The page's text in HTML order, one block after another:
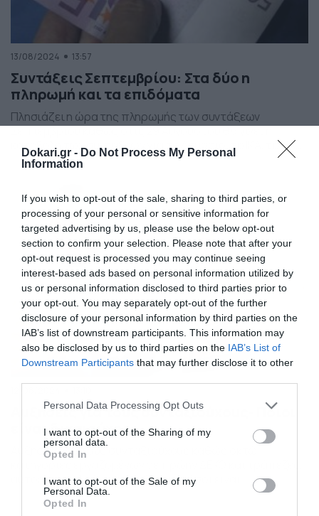
Dokari.gr - Do Not Process My Personal
Information
If you wish to opt-out of the sale, sharing to third parties, or
processing of your personal or sensitive information for
targeted advertising by us, please use the below opt-out
section to confirm your selection. Please note that after your
opt-out request is processed you may continue seeing
interest-based ads based on personal information utilized by
us or personal information disclosed to third parties prior to
your opt-out. You may separately opt-out of the further
disclosure of your personal information by third parties on the
IAB’s list of downstream participants. This information may
also be disclosed by us to third parties on the IAB’s List of
Downstream Participants that may further disclose it to other
Please note that this website/app uses one or more Google
not limited to your visit or usage behaviour. You may click to
grant or deny consent to Google and its third-party tags to
use your data for below specified purposes in below Google
consent section.
Personal Data Processing Opt Outs
I want to opt-out of the Sharing of my
personal data.
Opted In
I want to opt-out of the Sale of my
Personal Data.
Opted In
13/08/2024 13:57
Συντάξεις Σεπτεμβρίου: Στα δύο η
πληρωμή και τα επιδόματα
Πλησιάζει η ώρα της πληρωμής των συντάξεων
Σεπτεμβρίου καθώς στις 29 Αυγούστου θα γίνει η
καταβολή των συντάξεων για το Δημόσιο, το ΙΚΑ, το ΝΑΤ
και ΚΕΑΝ-ΕΤΑΠ-ΜΜΕ -ΕΤΑΤ-ΔΕΗ-προσωπικό Ένοπλων
Δημοσίου. Την αμέσως επόμενη, στις 30 Αυγούστου, θα
πληρωθούν και οι συντάξεις για τους ανασφάλιστους
υπερήλικους […]
Αυξήσεις για τους συνταξιούχους- Ποιοι
είναι δικαιούχοι
Αυξήσεις για τους συνταξιούχους καθώς οκτώ
κατηγορίες εργαζομένων σε πρώην ΔΕΚΟ και τράπεζες,
αυτοαπασχολούμενοι, καθώς και όσοι είναι
ασφαλισμένοι παράλληλα σε δύο Ταμεία, θα έχουν
αυξήσεις που μπορεί να φτάσουν έως και το 80%. Οι